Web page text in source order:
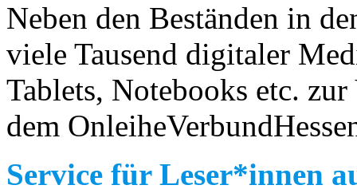
Neben den Beständen in
viele Tausend digitaler
Tablets, Notebooks etc.
dem
Service für Leser*innen